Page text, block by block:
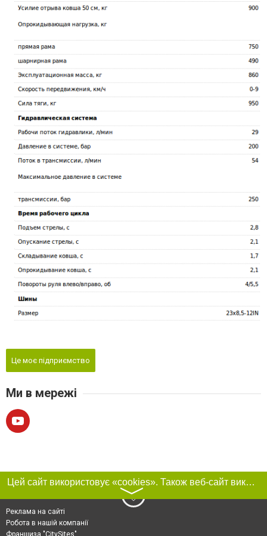
Це моє підприємство
Ми в мережі
Цей сайт використовує «cookies». Також веб-сайт використовує інтернет-сервіс для збору технічних даних стосовно відвідувачів з метою отримання маркетингової та статистичної інформації. Умови обробки даних відвідувачів сайту див.
〉
Реклама на сайті
Робота в нашій компанії
Франшиза "CitySites"